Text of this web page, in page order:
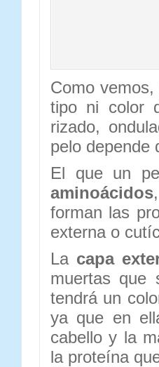
Como
tipo ni color
rizado,
pelo depende
El que un
aminoácidos
forman las
externa o
La capa
muertas que
tendrá un
ya que en
cabello y la
la proteína